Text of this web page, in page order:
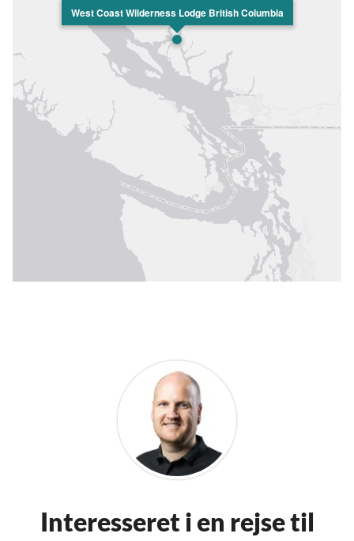
West Coast Wilderness Lodge British Columbia
Interesseret i en rejse til